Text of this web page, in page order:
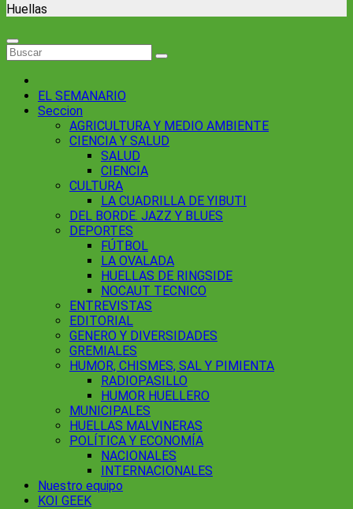
Huellas
EL SEMANARIO
Seccion
AGRICULTURA Y MEDIO AMBIENTE
CIENCIA Y SALUD
SALUD
CIENCIA
CULTURA
LA CUADRILLA DE YIBUTI
DEL BORDE. JAZZ Y BLUES
DEPORTES
FÚTBOL
LA OVALADA
HUELLAS DE RINGSIDE
NOCAUT TECNICO
ENTREVISTAS
EDITORIAL
GENERO Y DIVERSIDADES
GREMIALES
HUMOR, CHISMES, SAL Y PIMIENTA
RADIOPASILLO
HUMOR HUELLERO
MUNICIPALES
HUELLAS MALVINERAS
POLÍTICA Y ECONOMÍA
NACIONALES
INTERNACIONALES
Nuestro equipo
KOI GEEK